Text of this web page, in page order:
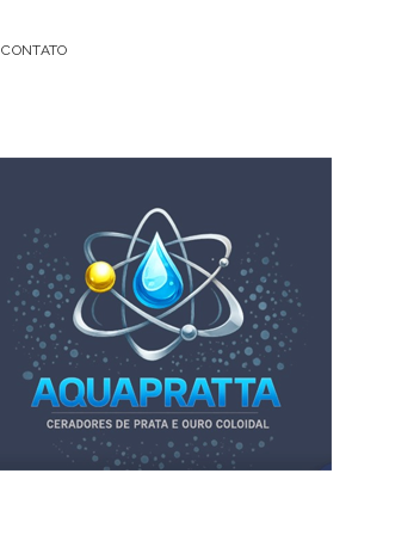
CONTATO
Acqua
Prata